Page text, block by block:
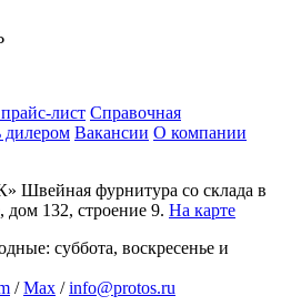
лист Справочная
дилером Вакансии О компании
Швейная фурнитура со склада в
дом 132, строение 9. На карте
суббота, воскресенье и
/Max /info@protos.ru